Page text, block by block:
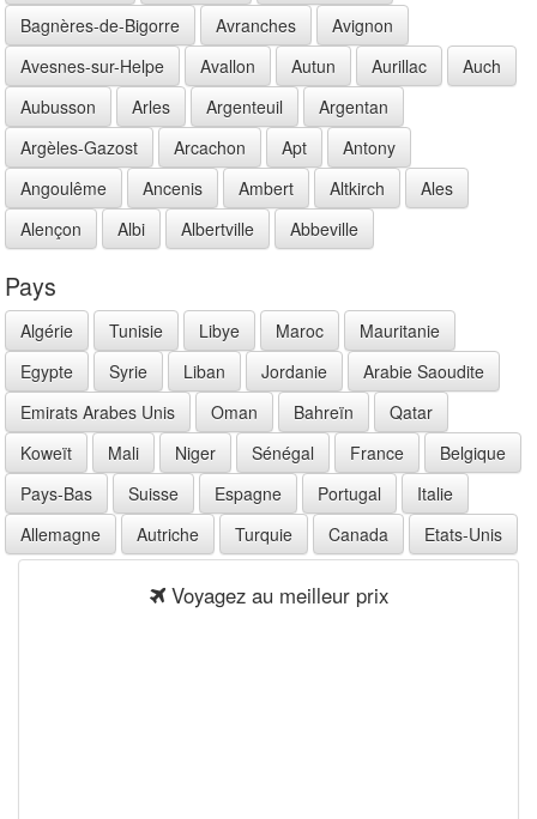
Bagnères-de-Bigorre
Avranches
Avignon
Avesnes-sur-Helpe
Avallon Autun Aurillac
Auch
Aubusson
Arles Argenteuil
Argentan
Argèles-Gazost
Arcachon Apt
Antony
Angoulême
Ancenis Ambert Altkirch
Ales
Alençon
Albi Albertville Abbeville
Pays
Algérie Tunisie Libye Maroc
Mauritanie
Egypte
Syrie Liban Jordanie
Arabie Saoudite
Emirats Arabes Unis
Oman Bahreïn
Qatar
Koweït
Mali Niger Sénégal France
Belgique
Pays-Bas
Suisse Espagne Portugal
Italie
Allemagne
Autriche Turquie Canada Etats-Unis
Voyagez au meilleur prix